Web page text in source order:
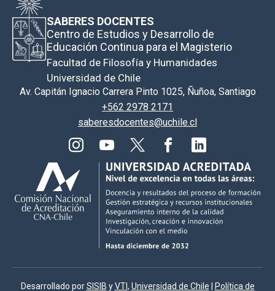
SABERES DOCENTES
Centro de Estudios y Desarrollo de
Educación Continua para el Magisterio
Facultad de Filosofía y Humanidades
Universidad de Chile
Av. Capitán Ignacio Carrera Pinto 1025, Ñuñoa, Santiago
+562 2978 2171
saberesdocentes@uchile.cl
Desarrollado porSISIB yVTI, Universidad de Chile Política de